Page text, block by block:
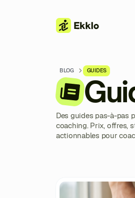
BLOG GUIDES
Des guides pas-à-pas
coaching. Prix, offres,
actionnables pour